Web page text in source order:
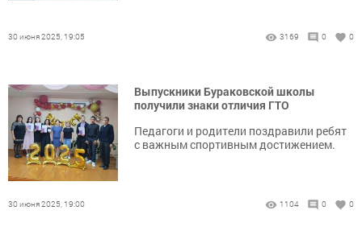
30 июня 2025, 19:05 3169 0 0
Выпускники Бураковской школы
получили знаки отличия ГТО
Педагоги и родители поздравили ребят
с важным спортивным достижением.
30 июня 2025, 19:00 1104 0 0